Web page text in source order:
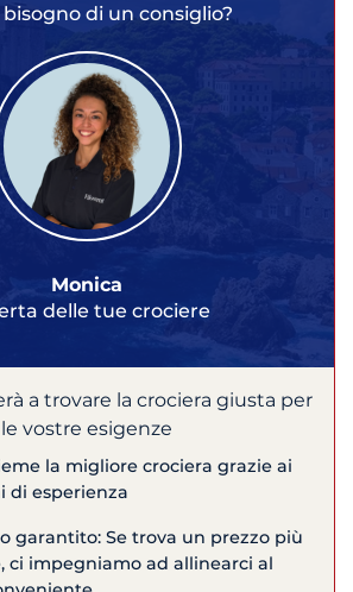
di un consiglio?
Monica
delle tue crociere
a trovare la crociera giusta per
le vostre esigenze
la migliore crociera grazie ai
di esperienza
garantito: Se trova un prezzo più
ci impegniamo ad allinearci al